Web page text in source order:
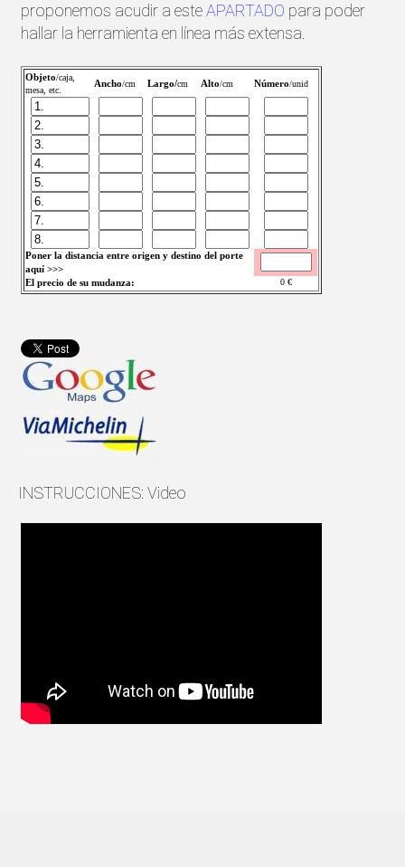
proponemos acudir a esteAPARTADO para poder
hallar la herramienta en línea más extensa.
Objeto/caja,
mesa, etc.
Ancho/cm Largo/cm Alto/cm Número/unid
Poner la distancia entre origen y destino del porte
aquí >>>
El precio de su mudanza:
0€
INSTRUCCIONES: Video